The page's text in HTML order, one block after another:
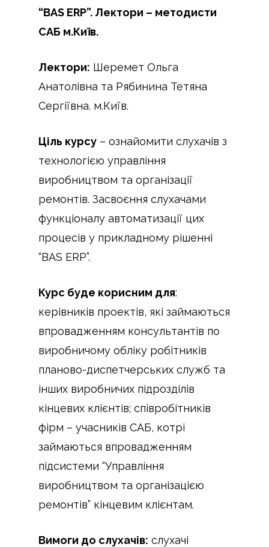
“BAS ERP”. Лектори – методисти
САБ м.Київ.
Лектори: Шеремет Ольга
Анатолівна та Рябинина Тетяна
Сергіївна. м.Київ.
Ціль курсу – ознайомити слухачів з
технологією управління
виробництвом та організації
ремонтів. Засвоєння слухачами
функціоналу автоматизації цих
процесів у прикладному рішенні
“BAS ERP”.
Курс буде корисним для:
керівників проектів, які займаються
впровадженням консультантів по
виробничому обліку робітників
планово-диспетчерських служб та
інших виробничих підрозділів
кінцевих клієнтів; співробітників
фірм – учасників САБ, котрі
займаються впровадженням
підсистеми “Управління
виробництвом та організацією
ремонтів” кінцевим клієнтам.
Вимоги до слухачів: слухачі